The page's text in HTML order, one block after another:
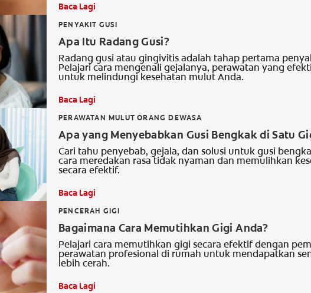
Baca Lagi
PENYAKIT GUSI
Apa Itu Radang Gusi?
Radang gusi atau gingivitis adalah tahap pertama
Pelajari cara mengenali gejalanya, perawatan yang
untuk melindungi kesehatan mulut Anda.
Baca Lagi
PERAWATAN MULUT ORANG DEWASA
Apa yang Menyebabkan Gusi Bengkak di Satu
Cari tahu penyebab, gejala, dan solusi untuk gusi
cara meredakan rasa tidak nyaman dan memulihkan
secara efektif.
Baca Lagi
PENCERAH GIGI
Bagaimana Cara Memutihkan Gigi Anda?
Pelajari cara memutihkan gigi secara efektif dengan
perawatan profesional di rumah untuk mendapatkan
lebih cerah.
Baca Lagi